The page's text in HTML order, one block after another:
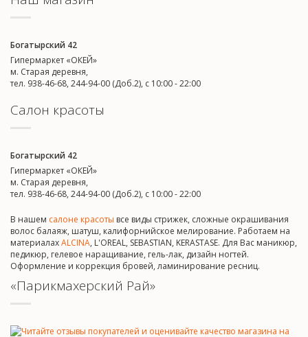
Богатырский 42
Гипермаркет «ОКЕЙ»
м. Старая деревня,
тел. 938-46-68, 244-94-00 (Доб.2), c 10:00 - 22:00
Салон красоты
Богатырский 42
Гипермаркет «ОКЕЙ»
м. Старая деревня,
тел. 938-46-68, 244-94-00 (Доб.2), c 10:00 - 22:00
В нашем салоне красоты все виды стрижек, сложные окрашивания
волос балаяж, шатуш, калифорнийское мелирование. Работаем на
материалахALCINA, L'OREAL, SEBASTIAN, KERASTASE. Для Вас маникюр,
педикюр, гелевое наращивание, гель-лак, дизайн ногтей.
Оформление и коррекция бровей, ламинирование ресниц.
«Парикмахерский Рай»